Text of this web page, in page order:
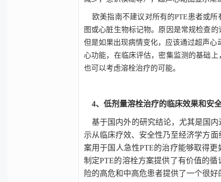
欧美指南不建议对所有的PTE患者或所
图或心脏生物标记物。原因是常规检查
但是如果出现病情变化，应该通过超声心
心功能，在临床评估，密集监测的基础
也可以考虑溶栓治疗的可能。
4、低剂量溶栓治疗的临床效果和安
基于国内外的研究结论，尤其是国
示从临床疗效、安全性乃至经济学方面
案用于国人急性PTE的治疗能够取得更
制定PTE的溶栓方案提供了有价值的
险的高危和中高危患者提供了一个很